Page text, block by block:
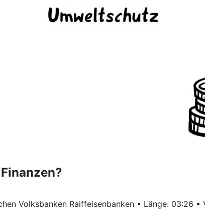
Volksbanken Raiffeisenbanken • Länge: 03:26 •